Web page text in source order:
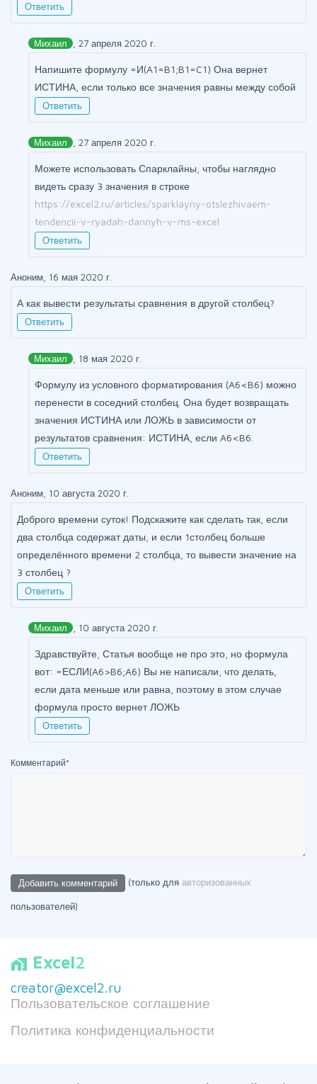
Ответить
Михаил , 27 апреля 2020 г.
Напишите формулу =И(A1=B1;B1=C1) Она вернет
ИСТИНА, если только все значения равны между собой
Ответить
Михаил , 27 апреля 2020 г.
Можете использовать Спарклайны, чтобы наглядно
видеть сразу 3 значения в строке
https://excel2.ru/articles/sparklayny-otslezhivaem-
tendencii-v-ryadah-dannyh-v-ms-excel
Ответить
Аноним, 16 мая 2020 г.
А как вывести результаты сравнения в другой столбец?
Ответить
Михаил , 18 мая 2020 г.
Формулу из условного форматирования (A6<B6) можно
перенести в соседний столбец. Она будет возвращать
значения ИСТИНА или ЛОЖЬ в зависимости от
результатов сравнения: ИСТИНА, если A6<B6.
Ответить
Аноним, 10 августа 2020 г.
Доброго времени суток! Подскажите как сделать так, если
два столбца содержат даты, и если 1столбец больше
определённого времени 2 столбца, то вывести значение на
3 столбец ?
Ответить
Михаил , 10 августа 2020 г.
Здравствуйте, Статья вообще не про это, но формула
вот: =ЕСЛИ(A6>B6;A6) Вы не написали, что делать,
если дата меньше или равна, поэтому в этом случае
формула просто вернет ЛОЖЬ
Ответить
Комментарий*
(только для авторизованных
пользователей)
home_work Excel2
creator@excel2.ru
Пользовательское соглашение
Политика конфиденциальности